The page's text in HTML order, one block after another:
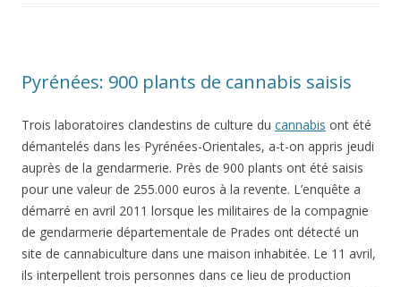
Pyrénées: 900 plants de cannabis saisis
Trois laboratoires clandestins de culture du cannabis ont été
démantelés dans les Pyrénées-Orientales, a-t-on appris jeudi
auprès de la gendarmerie. Près de 900 plants ont été saisis
pour une valeur de 255.000 euros à la revente. L’enquête a
démarré en avril 2011 lorsque les militaires de la compagnie
de gendarmerie départementale de Prades ont détecté un
site de cannabiculture dans une maison inhabitée. Le 11 avril,
ils interpellent trois personnes dans ce lieu de production